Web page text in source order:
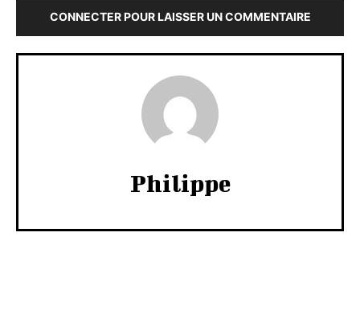
CONNECTER POUR LAISSER UN COMMENTAIRE
Philippe